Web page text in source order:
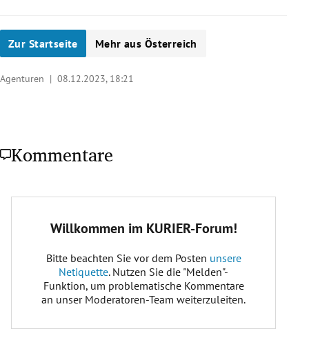
Zur Startseite Mehr aus Österreich
Agenturen | 08.12.2023, 18:21
Kommentare